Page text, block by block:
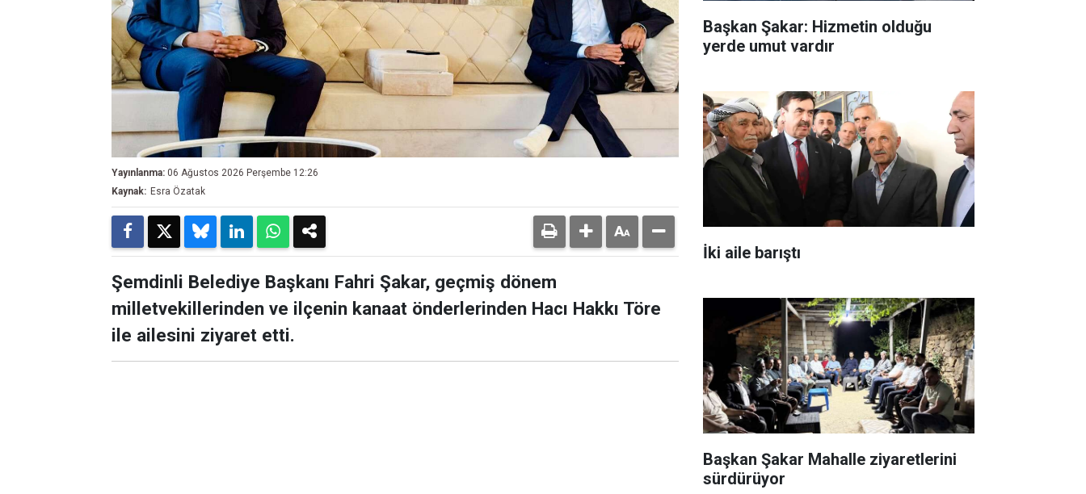
Yayınlanma: 06 Ağustos 2026 Perşembe 12:26
Kaynak: Esra Özatak
Şemdinli Belediye Başkanı Fahri Şakar, geçmiş dönem
milletvekillerinden ve ilçenin kanaat önderlerinden Hacı Hakkı Töre
ile ailesini ziyaret etti.
Başkan Şakar: Hizmetin olduğu
yerde umut vardır
İki aile barıştı
Başkan Şakar Mahalle ziyaretlerini
sürdürüyor